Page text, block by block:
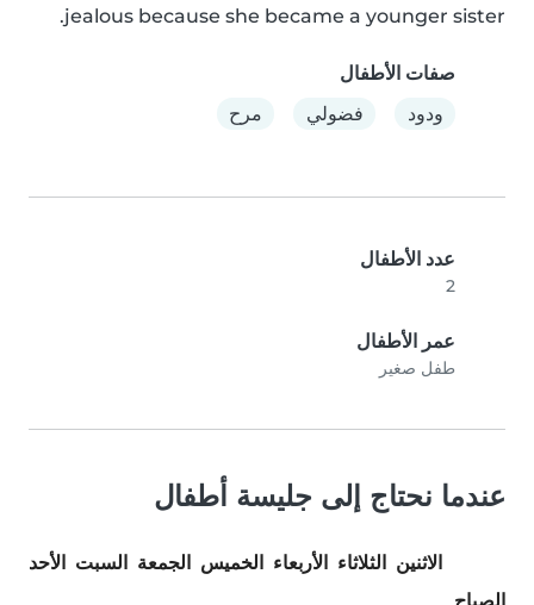
jealous because she became a younger sister.
صفات الأطفال
ودود
فضولي مرح
عدد الأطفال
2
عمر الأطفال
طفل صغير
عندما نحتاج إلى جليسة أطفال
الاثنين الثلاثاء الأربعاء الخميس الجمعة السبت
الأحد